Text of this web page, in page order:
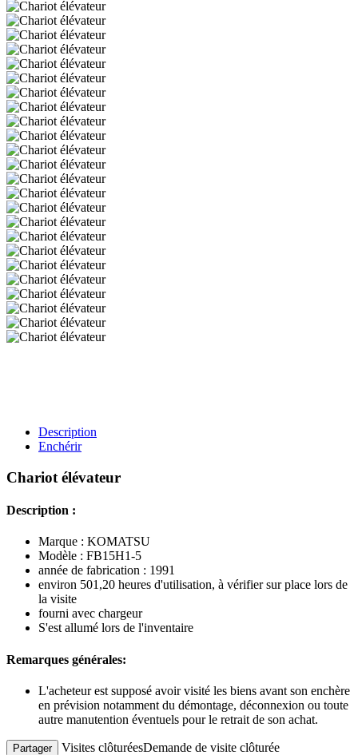
Description
Enchérir
Chariot élévateur
Description :
Marque : KOMATSU
Modèle : FB15H1-5
année de fabrication : 1991
environ 501,20 heures d'utilisation, à vérifier sur place lors de
la visite
fourni avec chargeur
S'est allumé lors de l'inventaire
Remarques générales:
L'acheteur est supposé avoir visité les biens avant son enchère
en prévision notamment du démontage, déconnexion ou toute
autre manutention éventuels pour le retrait de son achat.
Partager Visites clôturéesDemande de visite clôturée